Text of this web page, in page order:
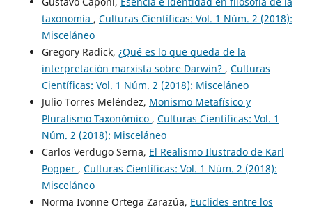
taxonomía , Culturas Científicas: Vol. 1 Núm. 2 (2018):
Misceláneo
Gregory Radick, ¿Qué es lo que queda de la
interpretación marxista sobre Darwin? , Culturas
Científicas: Vol. 1 Núm. 2 (2018): Misceláneo
Julio Torres Meléndez, Monismo Metafísico y
Pluralismo Taxonómico , Culturas Científicas: Vol. 1
Núm. 2 (2018): Misceláneo
Carlos Verdugo Serna, El Realismo Ilustrado de Karl
Popper , Culturas Científicas: Vol. 1 Núm. 2 (2018):
Misceláneo
Norma Ivonne Ortega Zarazúa, Euclides entre los